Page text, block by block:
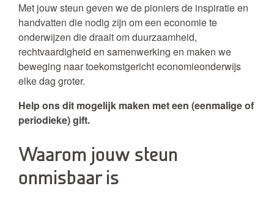
Met jouw steun geven we de pioniers de inspiratie en
handvatten die nodig zijn om een economie te
onderwijzen die draait om duurzaamheid,
rechtvaardigheid en samenwerking en maken we
beweging naar toekomstgericht economieonderwijs
elke dag groter.
Help ons dit mogelijk maken met een (eenmalige of
periodieke) gift.
Waarom jouw steun
onmisbaar is